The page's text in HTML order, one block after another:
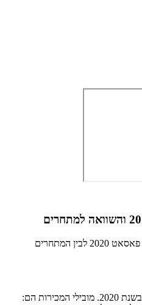
השוואת רמות הגימור של פולקסווגן פאסאט 2020 לבין המתחרים
150 רכבי פולקסווגן פאסאט נמכרו בשנת 2020. מובילי המכירות הם: